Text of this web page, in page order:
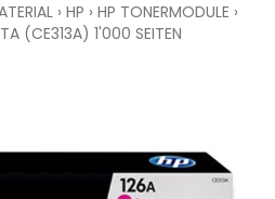
› HP › HP TONERMODULE ›
(CE313A) 1'000 SEITEN